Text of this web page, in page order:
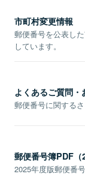
市町村変更情報
郵便番号を公表し
しています。
よくあるご質問・
郵便番号に関する
郵便番号簿PDF（
2025年度版郵便番